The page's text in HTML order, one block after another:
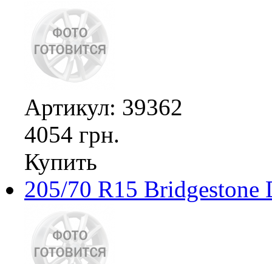
Артикул: 39362
4054 грн.
Купить
205/70 R15 Bridgestone